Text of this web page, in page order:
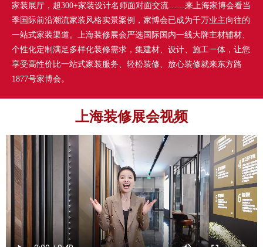
家装展厅，超300+家装设计名师面对面交流……来上海家博会看当
季国际前沿潮流家装风格实景案例，家博会已成为千万业主向往的
一站式家装渠道。上海装修展会严选国际国内一线大牌主材辅材、
个性化定制满足多样化装修需求，集建材、设计、施工一体，让您
享受高性价比一站式家装服务、轻松装修、放心装修就来东方路
1877号家博会。
上海装修展会视频